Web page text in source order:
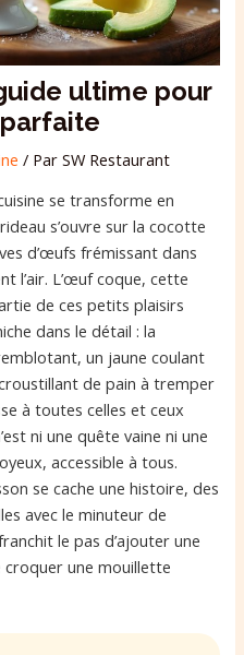
ultime pour
/ ParSW Restaurant
se transforme en
s’ouvre sur la cocotte
d’œufs frémissant dans
l’air. L’œuf coque, cette
de ces petits plaisirs
dans le détail : la
un jaune coulant
de pain à tremper
à toutes celles et ceux
ni une quête vaine ni une
accessible à tous.
se cache une histoire, des
avec le minuteur de
le pas d’ajouter une
croquer une mouillette